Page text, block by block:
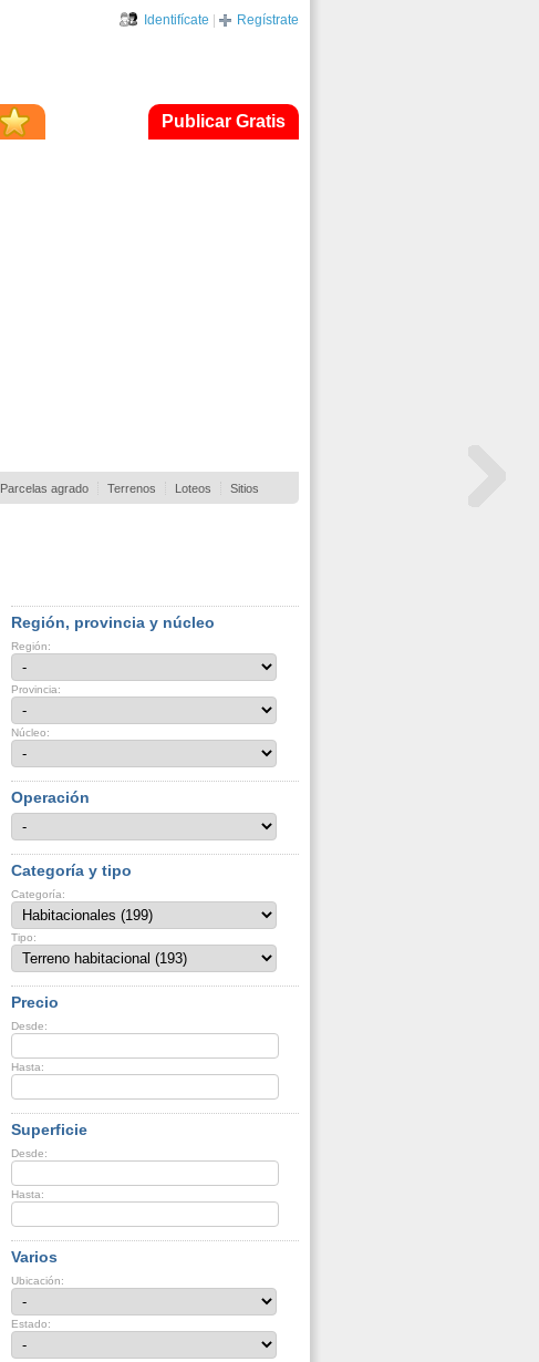
Identifícate Regístrate
Publicar Gratis
Parcelas agrado Terrenos Loteos Sitios
Región, provincia y núcleo
Región:
Provincia:
Núcleo:
Operación
Categoría y tipo
Categoría:
Tipo:
Precio
Desde:
Hasta:
Superficie
Desde:
Hasta:
Varios
Ubicación:
Estado: